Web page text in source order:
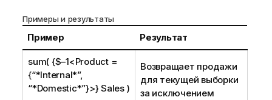
Примеры и результаты
Пример Результат
sum( {$–1<Product =
{“*Internal*”,
“*Domestic*”}>} Sales )
Возвращает продажи
для текущей выборки
за исключением